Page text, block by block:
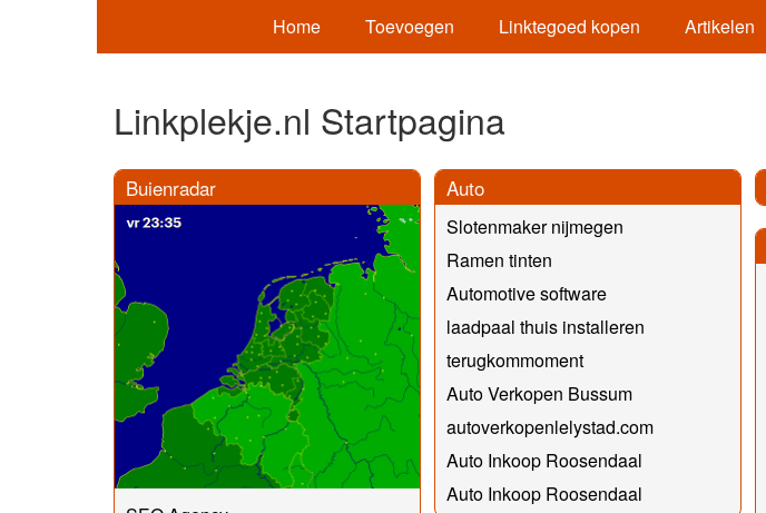
Home Toevoegen Linktegoed kopen Artikelen
Linkplekje.nl Startpagina
Buienradar Auto
Slotenmaker nijmegen
Ramen tinten
Automotive software
laadpaal thuis installeren
terugkommoment
Auto Verkopen Bussum
autoverkopenlelystad.com
Auto Inkoop Roosendaal
Auto Inkoop Roosendaal